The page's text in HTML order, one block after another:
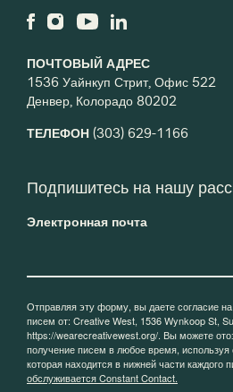
ПОЧТОВЫЙ АДРЕС
1536 Уайнкуп Стрит, Офис 522
Денвер, Колорадо 80202
ТЕЛЕФОН (303) 629-1166
Подпишитесь на нашу
Электронная почта
Отправляя эту форму, вы даете согласие
писем от: Creative West, 1536 Wynkoop St,
https://wearecreativewest.org/. Вы можете
получение писем в любое время,
которая находится в нижней части каждого
обслуживается Constant Contact.